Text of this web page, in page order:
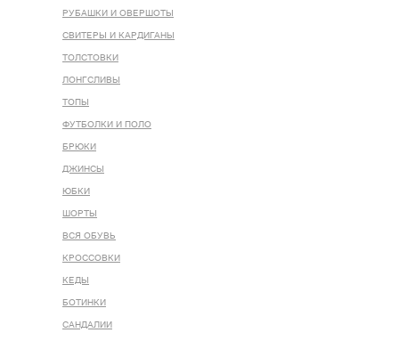
РУБАШКИ И ОВЕРШОТЫ
СВИТЕРЫ И КАРДИГАНЫ
ТОЛСТОВКИ
ЛОНГСЛИВЫ
ТОПЫ
ФУТБОЛКИ И ПОЛО
БРЮКИ
ДЖИНСЫ
ЮБКИ
ШОРТЫ
ВСЯ ОБУВЬ
КРОССОВКИ
КЕДЫ
БОТИНКИ
САНДАЛИИ